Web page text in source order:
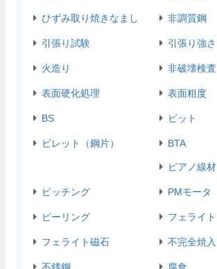
ひずみ取り焼きなまし 非調質鋼
引張り試験 引張り強さ
火造り 非破壊検査
表面硬化処理 表面粗度
BS ビット
ビレット（鋼片） BTA
ピアノ線材
ピッチング PMモータ
ピーリング フェライト
フェライト磁石 不完全焼入